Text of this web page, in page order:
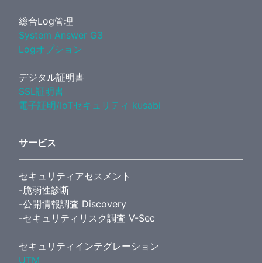
総合Log管理
System Answer G3
Logオプション
デジタル証明書
SSL証明書
電子証明/IoTセキュリティ kusabi
サービス
セキュリティアセスメント
-脆弱性診断
-公開情報調査 Discovery
-セキュリティリスク調査 V-Sec
セキュリティインテグレーション
UTM